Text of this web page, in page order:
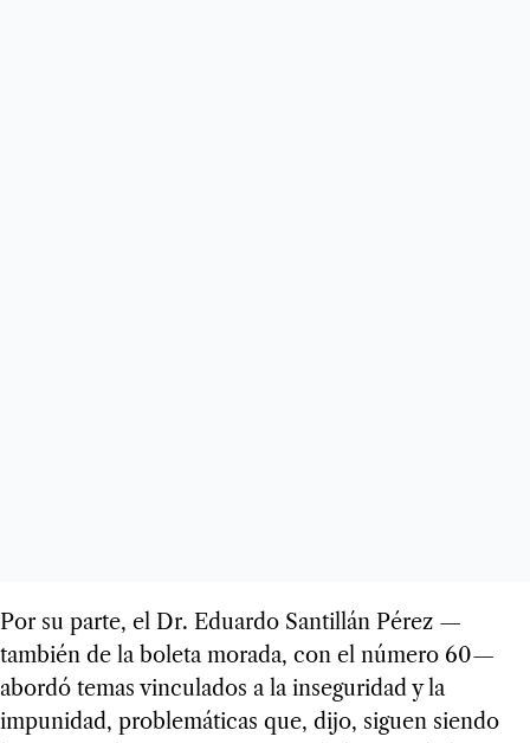
Por su parte, el Dr. Eduardo Santillán Pérez —
también de la boleta morada, con el número 60—
abordó temas vinculados a la inseguridad y la
impunidad, problemáticas que, dijo, siguen siendo